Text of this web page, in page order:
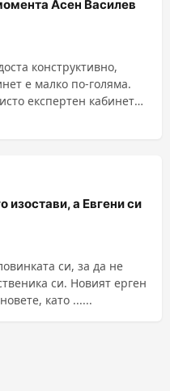
Асен Василев
конструктивно,
е малко по-голяма.
експертен кабинет
изостави, а Евгени си
си, за да не
Новият ерген
като ......